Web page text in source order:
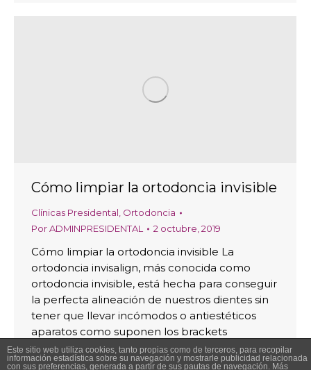
Cómo limpiar la ortodoncia invisible
Clínicas Presidental Ortodoncia
PorADMINPRESIDENTAL 2 octubre, 2019
Cómo limpiar la ortodoncia invisible La
ortodoncia invisalign, más conocida como
ortodoncia invisible, está hecha para conseguir
la perfecta alineación de nuestros dientes sin
tener que llevar incómodos o antiestéticos
aparatos como suponen los brackets
tradicionales. Lo cierto es que este material
puede ensuciarse y terminar por echar por
Este sitio web utiliza cookies, tanto propias como de terceros, para recopilar
información estadística sobre su navegación y mostrarle publicidad relacionada
con sus preferencias, generada a partir de sus pautas de navegación. Más